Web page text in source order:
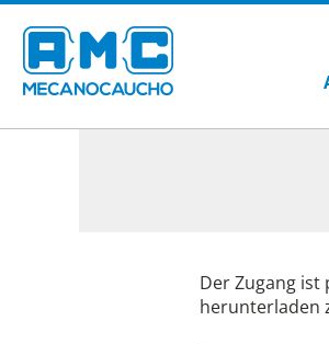
Der Zugang
herunterladen